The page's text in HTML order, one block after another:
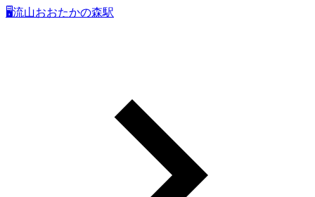
🖥流山おおたかの森駅